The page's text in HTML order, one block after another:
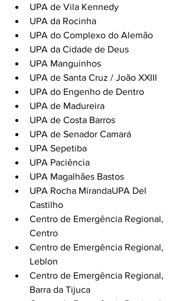
UPA de Vila Kennedy
UPA da Rocinha
UPA do Complexo do Alemão
UPA da Cidade de Deus
UPA Manguinhos
UPA de Santa Cruz / João XXIII
UPA do Engenho de Dentro
UPA de Madureira
UPA de Costa Barros
UPA de Senador Camará
UPA Sepetiba
UPA Paciência
UPA Magalhães Bastos
UPA Rocha MirandaUPA Del
Castilho
Centro de Emergência Regional,
Centro
Centro de Emergência Regional,
Leblon
Centro de Emergência Regional,
Barra da Tijuca